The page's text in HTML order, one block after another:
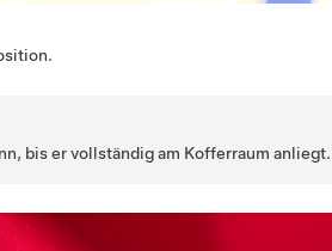
bis er vollständig am Kofferraum anliegt.